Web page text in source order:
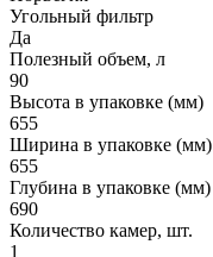
Угольный фильтр
Да
Полезный объем, л
90
Высота в упаковке (мм)
655
Ширина в упаковке (мм)
655
Глубина в упаковке (мм)
690
Количество камер, шт.
1